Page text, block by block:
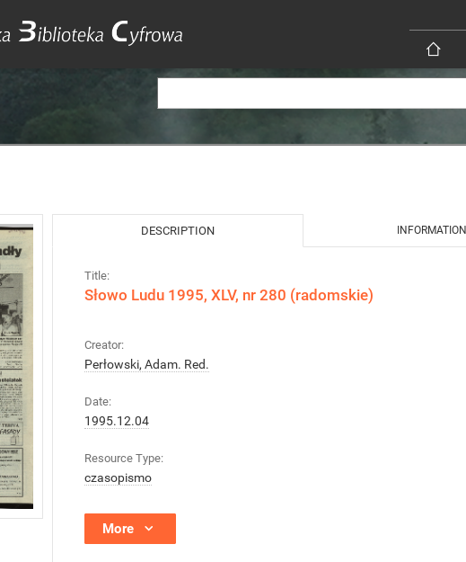
DESCRIPTION INFORMATION
Title:
Słowo Ludu 1995, XLV, nr 280 (radomskie)
Creator:
Perłowski, Adam. Red.
Date:
1995.12.04
Resource Type:
czasopismo
More